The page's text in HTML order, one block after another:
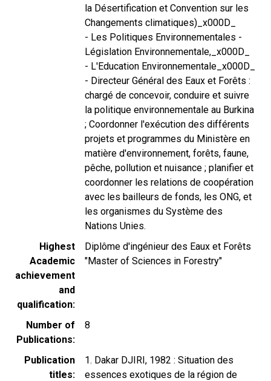
la Désertification et Convention sur les
Changements climatiques)_x000D_
- Les Politiques Environnementales -
Législation Environnementale,_x000D_
- L'Education Environnementale_x000D_
- Directeur Général des Eaux et Forêts :
chargé de concevoir, conduire et suivre
la politique environnementale au Burkina
; Coordonner l'exécution des différents
projets et programmes du Ministère en
matière d'environnement, forêts, faune,
pêche, pollution et nuisance ; planifier et
coordonner les relations de coopération
avec les bailleurs de fonds, les ONG, et
les organismes du Système des
Nations Unies.
Highest
Academic
achievement
and
qualification
Diplôme d'ingénieur des Eaux et Forêts
"Master of Sciences in Forestry"
Number of
Publications
8
Publication
titles
1. Dakar DJIRI, 1982 : Situation des
essences exotiques de la région de